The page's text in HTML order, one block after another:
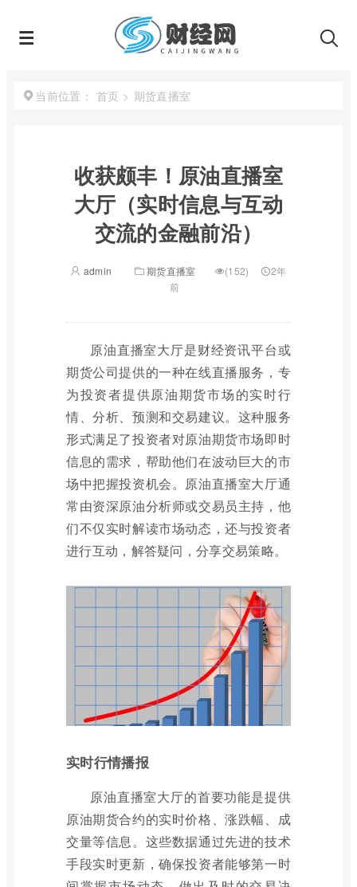
当前位置： 首页 > 期货直播室
收获颇丰！原油直播室
大厅（实时信息与互动
交流的金融前沿）
admin 期货直播室 (152)
2年
前
原油直播室大厅是财经资讯平台或
期货公司提供的一种在线直播服务，专
为投资者提供原油期货市场的实时行
情、分析、预测和交易建议。这种服务
形式满足了投资者对原油期货市场即时
信息的需求，帮助他们在波动巨大的市
场中把握投资机会。原油直播室大厅通
常由资深原油分析师或交易员主持，他
们不仅实时解读市场动态，还与投资者
进行互动，解答疑问，分享交易策略。
实时行情播报
原油直播室大厅的首要功能是提供
原油期货合约的实时价格、涨跌幅、成
交量等信息。这些数据通过先进的技术
手段实时更新，确保投资者能够第一时